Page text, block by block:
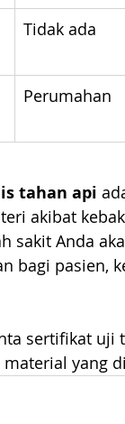
Tidak ada
Perumahan
tahan api
akibat
sakit Anda
bagi pasien,
sertifikat
yang